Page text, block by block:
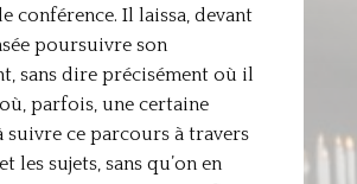
conférence. Il laissa, devant
poursuivre son
sans dire précisément où il
parfois, une certaine
ce parcours à travers
les sujets, sans qu’on en